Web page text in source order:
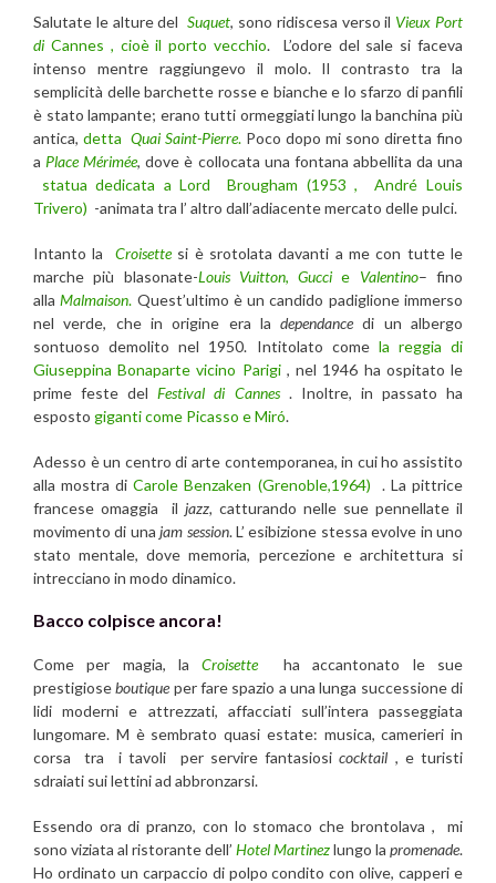
Salutate le alture del Suquet, sono ridiscesa verso il Vieux Port
di Cannes , cioè il porto vecchio. L’odore del sale si faceva
intenso mentre raggiungevo il molo. Il contrasto tra la
semplicità delle barchette rosse e bianche e lo sfarzo di panfili
è stato lampante; erano tutti ormeggiati lungo la banchina più
antica, detta Quai Saint-Pierre. Poco dopo mi sono diretta fino
a Place Mérimée, dove è collocata una fontana abbellita da una
statua dedicata a Lord Brougham (1953 , André Louis
Trivero) -animata tra l’ altro dall’adiacente mercato delle pulci.
Intanto la Croisettesi è srotolata davanti a me con tutte le
marche più blasonate-Louis Vuitton,Guccie Valentino– fino
allaMalmaison. Quest’ultimo è un candido padiglione immerso
nel verde, che in origine era ladependancedi un albergo
sontuoso demolito nel 1950. Intitolato come la reggia di
Giuseppina Bonaparte vicino Parigi, nel 1946 ha ospitato le
prime feste delFestival di Cannes. Inoltre, in passato ha
esposto giganti come Picasso e Miró.
Adesso è un centro di arte contemporanea, in cui ho assistito
alla mostra diCarole Benzaken (Grenoble,1964)
. La pittrice
francese omaggia il jazz, catturando nelle sue pennellate il
movimento di unajam session. L’ esibizione stessa evolve in uno
stato mentale, dove memoria, percezione e architettura si
intrecciano in modo dinamico.
Bacco colpisce ancora!
Come per magia, laCroisetteha accantonato le sue
prestigioseboutique per fare spazio a una lunga successione di
lidi moderni e attrezzati, affacciati sull’intera passeggiata
lungomare. M è sembrato quasi estate: musica, camerieri in
corsa tra i tavoli per servire fantasiosicocktail , e turisti
sdraiati sui lettini ad abbronzarsi.
Essendo ora di pranzo, con lo stomaco che brontolava , mi
sono viziata al ristorante dell’ Hotel Martinezlungo la promenade.
Ho ordinato un carpaccio di polpo condito con olive, capperi e